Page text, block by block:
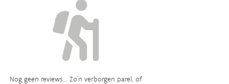
Nog geen reviews... Zo’n verborgen parel, of